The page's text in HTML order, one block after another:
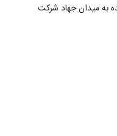
به میدان جهاد شرکت